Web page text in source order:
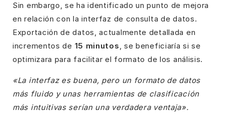
Sin embargo, se ha identificado un punto de mejora
en relación con la interfaz de consulta de datos.
Exportación de datos, actualmente detallada en
incrementos de 15 minutos, se beneficiaría si se
optimizara para facilitar el formato de los análisis.
«La interfaz es buena, pero un formato de datos
más fluido y unas herramientas de clasificación
más intuitivas serían una verdadera ventaja».